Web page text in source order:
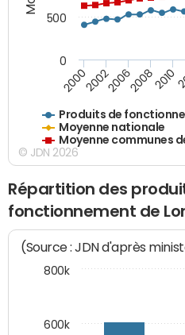
Produits de
Moyenne nationale
Moyenne communes
20002002200620082010
500
0
© JDN 2026
Répartition des
fonctionnement de
(Source : JDN d'après
600k
800k